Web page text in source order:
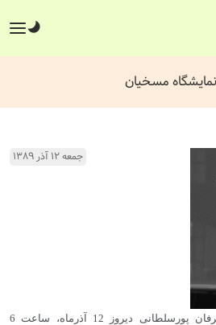
مسخیان
جمعه ۱۲ آذر ۱۳۸۹
نمایشگاه آثار هنرمند خلاق عرفان پورسلطانی دیروز 12 آذرماه، ساعت 6